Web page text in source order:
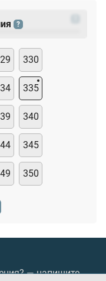
?
330
335
340
345
350
—напишите